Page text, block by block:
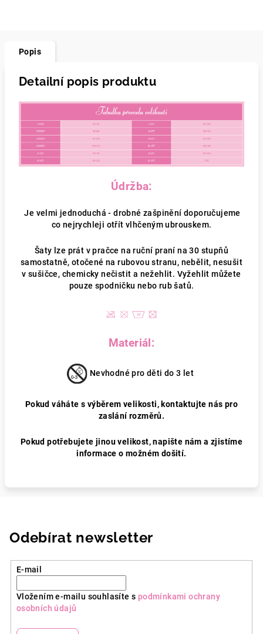
Popis
Detailní popis produktu
Údržba:
Je velmi jednoduchá - drobné zašpinění doporučujeme
co nejrychleji otřít vlhčeným ubrouskem.
Šaty lze prát v pračce na ruční praní na 30 stupňů
samostatně, otočené na rubovou stranu, nebělit, nesušit
v sušičce, chemicky nečistit a nežehlit. Vyžehlit můžete
pouze spodničku nebo rub šatů.
Materiál:
Nevhodné pro děti do 3 let
Pokud váháte s výběrem velikosti, kontaktujte nás pro
zaslání rozměrů.
Pokud potřebujete jinou velikost, napište nám a zjistíme
informace o možném došití.
Odebírat newsletter
E-mail
Vložením e-mailu souhlasíte s podmínkami ochrany
osobních údajů